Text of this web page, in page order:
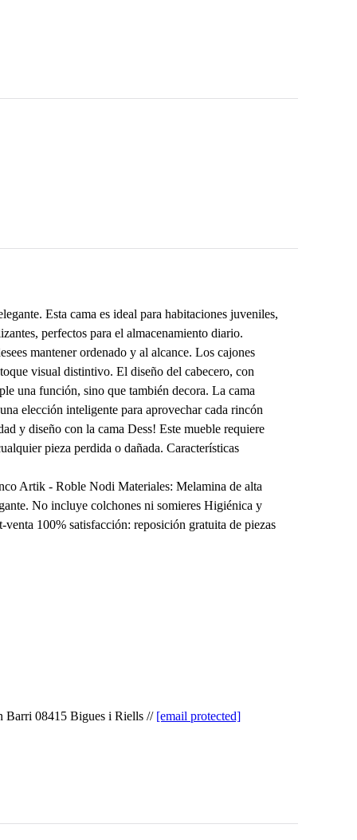
Esta cama es ideal para habitaciones juveniles,
perfectos para el almacenamiento diario.
mantener ordenado y al alcance. Los cajones
visual distintivo. El diseño del cabecero, con
una función, sino que también decora. La cama
elección inteligente para aprovechar cada rincón
y diseño con la cama Dess! Este mueble requiere
pieza perdida o dañada. Características
Artik - Roble Nodi Materiales: Melamina de alta
No incluye colchones ni somieres Higiénica y
100% satisfacción: reposición gratuita de piezas
Barri 08415 Bigues i Riells // [email protected]